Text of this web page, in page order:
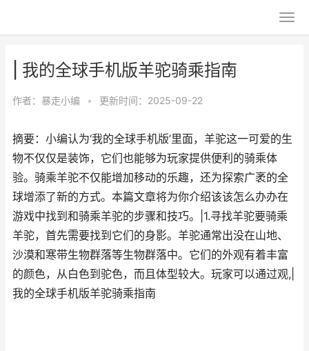
| 我的全球手机版羊驼骑乘指南
作者： 暴走小编 • 更新时间：2025-09-22
摘要：小编认为‘我的全球手机版’里面，羊驼这一可爱的生
物不仅仅是装饰，它们也能够为玩家提供便利的骑乘体
验。骑乘羊驼不仅能增加移动的乐趣，还为探索广袤的全
球增添了新的方式。本篇文章将为你介绍该该怎么办办在
游戏中找到和骑乘羊驼的步骤和技巧。|1.寻找羊驼要骑乘
羊驼，首先需要找到它们的身影。羊驼通常出没在山地、
沙漠和寒带生物群落等生物群落中。它们的外观有着丰富
的颜色，从白色到驼色，而且体型较大。玩家可以通过观,|
我的全球手机版羊驼骑乘指南